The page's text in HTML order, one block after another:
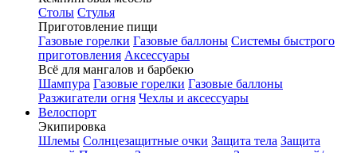
Столы Стулья
Приготовление пищи
Газовые горелки Газовые баллоны Системы быстрого
приготовления Аксессуары
Всё для мангалов и барбекю
Шампура Газовые горелки Газовые баллоны
Разжигатели огня Чехлы и аксессуары
Велоспорт
Экипировка
Шлемы Солнцезащитные очки Защита тела Защита